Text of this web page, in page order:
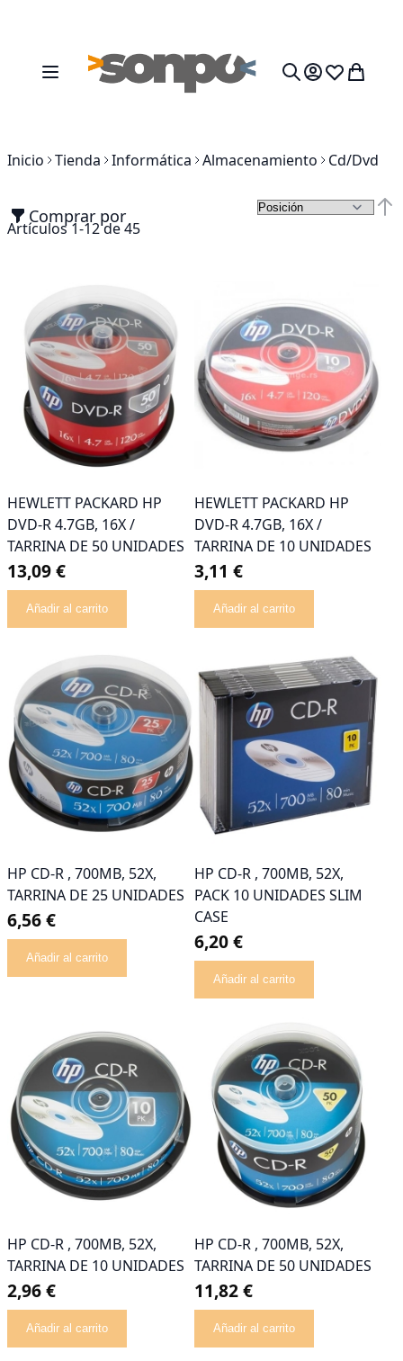
Toggle Nav Mi cesta
Inicio Tienda Informática Almacenamiento Cd/Dvd
Comprar por
Artículos1-12de45
HEWLETT PACKARD HP
DVD-R 4.7GB, 16X /
TARRINA DE 50 UNIDADES
13,09 €
Añadir al carrito
HEWLETT PACKARD HP
DVD-R 4.7GB, 16X /
TARRINA DE 10 UNIDADES
3,11 €
Añadir al carrito
HP CD-R , 700MB, 52X,
TARRINA DE 25 UNIDADES
6,56 €
Añadir al carrito
HP CD-R , 700MB, 52X,
PACK 10 UNIDADES SLIM
CASE
6,20 €
Añadir al carrito
HP CD-R , 700MB, 52X,
TARRINA DE 10 UNIDADES
2,96 €
Añadir al carrito
HP CD-R , 700MB, 52X,
TARRINA DE 50 UNIDADES
11,82 €
Añadir al carrito